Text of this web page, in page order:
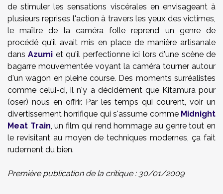
de stimuler les sensations viscérales en envisageant à
plusieurs reprises l'action à travers les yeux des victimes,
le maître de la caméra folle reprend un genre de
procédé qu'il avait mis en place de manière artisanale
dansAzumi et qu'il perfectionne ici lors d'une scène de
bagarre mouvementée voyant la caméra tourner autour
d'un wagon en pleine course. Des moments surréalistes
comme celui-ci, il n'y a décidément que Kitamura pour
(oser) nous en offrir. Par les temps qui courent, voir un
divertissement horrifique qui s'assume comme Midnight
Meat Train, un film qui rend hommage au genre tout en
le revisitant au moyen de techniques modernes, ça fait
rudement du bien.
Première publication de la critique : 30/01/2009